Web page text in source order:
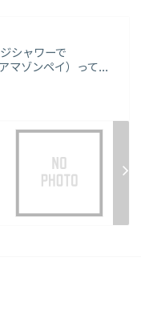
シャワーで
マゾンペイ）って...